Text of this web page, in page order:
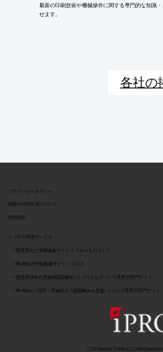
最新の印刷技術や機械操作に関する専門的な知識
せます。
各社の
​情報の外部伝達について
COPYRIGHT © IPROS CORPORATION
イプロス関連サービス
> 製造業向け情報検索サイト イプロスものづくり
> BtoB向け | 目的・用途起点で課題解決を支援 | イプロス業界別専門サイト
> BtoB向け情報検索サイト イプロス
> 製造業特化の用途別課題解決 | イプロスものづくり業界別専門サイト